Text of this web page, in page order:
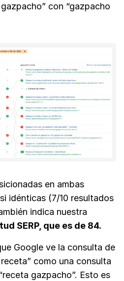
con “gazpacho
en ambas
idénticas (7/10 resultados
indica nuestra
SERP, que es de 84.
Google ve la consulta de
como una consulta
gazpacho”. Esto es